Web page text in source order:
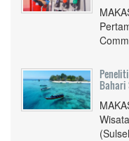
Bahari